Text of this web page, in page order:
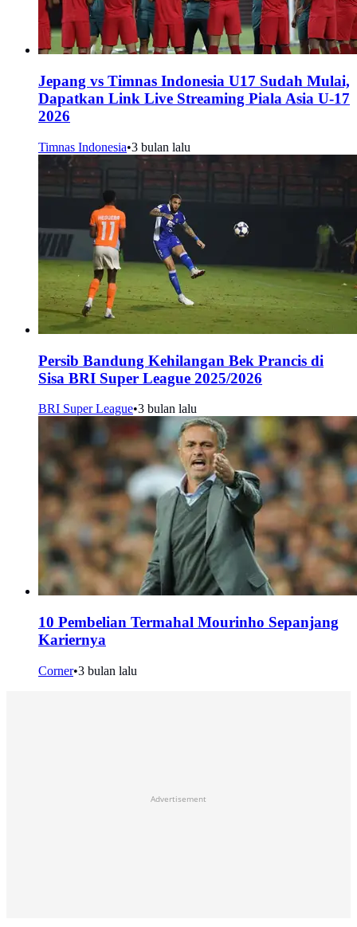
Jepang vs Timnas Indonesia U17 Sudah Mulai,
Dapatkan Link Live Streaming Piala Asia U-17
2026
Timnas Indonesia•3 bulan lalu
Persib Bandung Kehilangan Bek Prancis di
Sisa BRI Super League 2025/2026
BRI Super League•3 bulan lalu
10 Pembelian Termahal Mourinho Sepanjang
Kariernya
Corner•3 bulan lalu
Advertisement